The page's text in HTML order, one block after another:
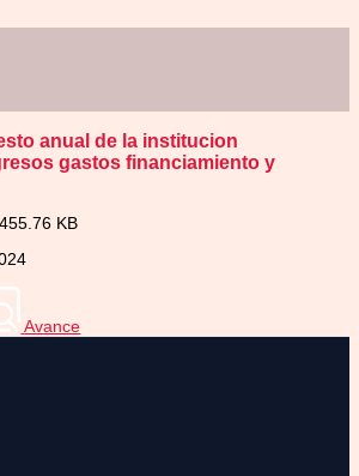
anual de la institucion
gastos financiamiento y
KB
Avance